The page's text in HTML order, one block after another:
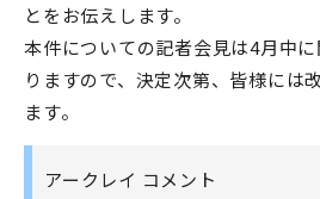
とをお伝えします。
本件についての記者会見は4月中
りますので、決定次第、皆様には
ます。
アークレイ コメント